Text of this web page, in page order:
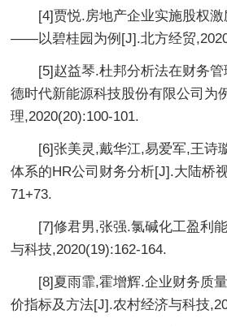
[4]贾悦.房地产企业实施股权激
——以碧桂园为例[J].北方经贸
[5]赵益琴.杜邦分析法在财务
德时代新能源科技股份有限公司为
理,2020(20):100-101.
[6]张美灵,戴华江,易爱军,王诗
体系的HR公司财务分析[J].大陆桥
71+73.
[7]修君男,张强.氯碱化工盈利能
与科技,2020(19):162-164.
[8]夏雨霏,霍增辉.企业财务质量
价指标及方法[J].农村经济与科技